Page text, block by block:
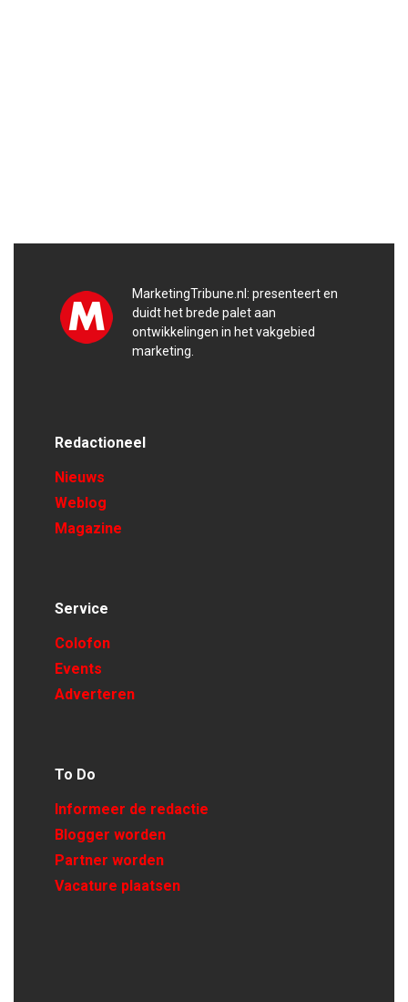
MarketingTribune.nl: presenteert en
duidt het brede palet aan
ontwikkelingen in het vakgebied
marketing.
Redactioneel
Nieuws
Weblog
Magazine
Service
Colofon
Events
Adverteren
To Do
Informeer de redactie
Blogger worden
Partner worden
Vacature plaatsen